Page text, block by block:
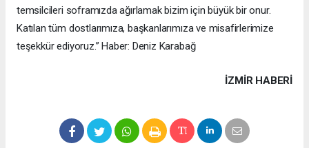
temsilcileri soframızda ağırlamak bizim için büyük bir onur.
Katılan tüm dostlarımıza, başkanlarımıza ve misafirlerimize
teşekkür ediyoruz.” Haber: Deniz Karabağ
İZMIR HABERİ